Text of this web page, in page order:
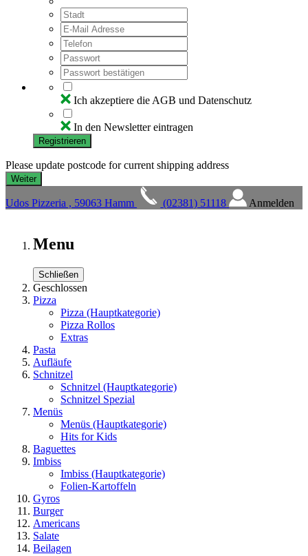
Ich akzeptiere die AGB und Datenschutz
In den Newsletter eintragen
Registrieren
Please update postcode for current shipping address
Udos Pizzeria , 59063 Hamm (02381) 51118 Anmelden
Menu
Schließen
Geschlossen
Pizza
Pizza (Hauptkategorie)
Pizza Rollos
Extras
Pasta
Aufläufe
Schnitzel
Schnitzel (Hauptkategorie)
Schnitzel Spezial
Menüs
Menüs (Hauptkategorie)
Hits for Kids
Baguettes
Imbiss
Imbiss (Hauptkategorie)
Folien-Kartoffeln
Gyros
Burger
Americans
Salate
Beilagen